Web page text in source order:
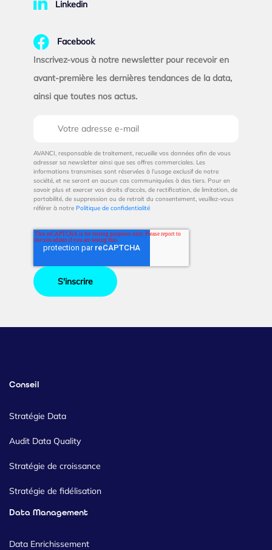
Linkedin
Facebook
Inscrivez-vous à notre newsletter pour recevoir en
avant-première les dernières tendances de la data,
ainsi que toutes nos actus.
AVANCI, responsable de traitement, recueille vos données afin de vous
adresser sa newsletter ainsi que ses offres commerciales. Les
informations transmises sont réservées à l’usage exclusif de notre
société, et ne seront en aucun cas communiquées à des tiers. Pour en
savoir plus et exercer vos droits d'accès, de rectification, de limitation, de
portabilité, de suppression ou de retrait du consentement, veuillez-vous
référer à notre Politique de confidentialité
Conseil
Stratégie Data
Audit Data Quality
Stratégie de croissance
Stratégie de fidélisation
Data Management
Data Enrichissement